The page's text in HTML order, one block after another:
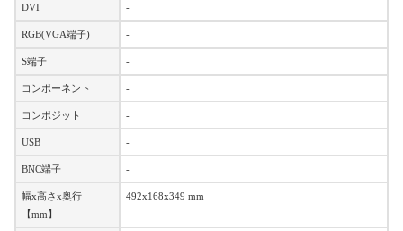
DVI -
RGB(VGA端子) -
S端子 -
コンポーネント -
コンポジット -
USB -
BNC端子 -
幅x高さx奥行
【mm】
492x168x349 mm